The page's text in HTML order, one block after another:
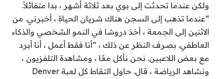
ولكن عندما تحدثت إلى بوي بعد ثلاثة أشهر ، بدا متفائلاً.
“عندما تذهب إلى السجن هناك شريان الحياة ، أخبرني. من
الاثنين إلى الجمعة ، أخذ دروسًا في النمو الشخصي والذكاء
العاطفي. بصرف النظر عن ذلك ، “أنا فقط أعمل ، أنا أبرد
مع بعض اللاعبين. نحن نأكل معًا ، ومشاهدة التلفزيون ،
ونشاهد الرياضة ، قال. حاول التقاط كل لعبة Denver